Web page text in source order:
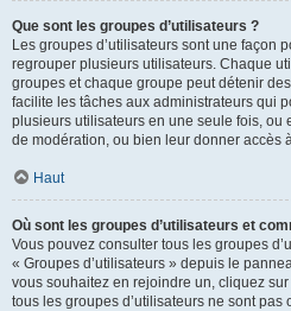
Que sont les groupes d’utilisateurs ?
Les groupes d’utilisateurs sont une façon
regrouper plusieurs utilisateurs. Chaque
groupes et chaque groupe peut détenir
facilite les tâches aux administrateurs qui
plusieurs utilisateurs en une seule fois, ou
de modération, ou bien leur donner accès
Haut
Où sont les groupes d’utilisateurs et
Vous pouvez consulter tous les groupes
« Groupes d’utilisateurs » depuis le
vous souhaitez en rejoindre un, cliquez
tous les groupes d’utilisateurs ne sont